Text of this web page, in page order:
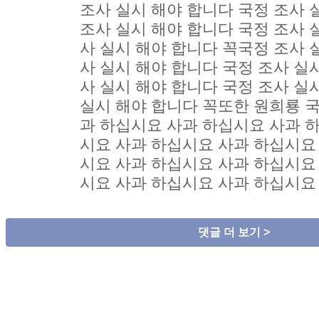
조사 실시 해야 합니다 국정 조사
조사 실시 해야 합니다 국정 조사
사 실시 해야 합니다 꼭국정 조사
사 실시 해야 합니다 국정 조사 실
사 실시 해야 합니다 국정 조사 실
실시 해야 합니다 꼭또한 원희룡
과 하십시요 사과 하십시요 사과
시요 사과 하십시요 사과 하십시
시요 사과 하십시요 사과 하십시
시요 사과 하십시요 사과 하십시
댓글 더 보기 >